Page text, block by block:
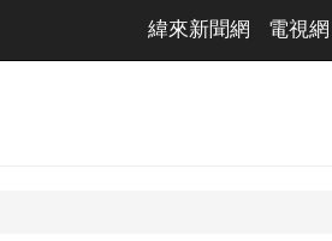
緯來新聞網 電視網